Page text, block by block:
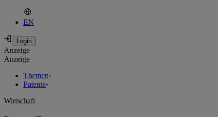
EN
Anzeige
Anzeige
Themen›
Patente›
Wirtschaft